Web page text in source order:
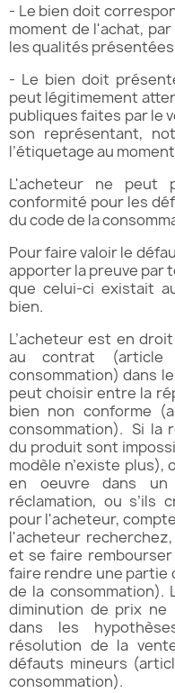
- Le bien doit
moment de l'achat,
les qualités
- Le bien doit
peut légitimement
publiques faites par le
son représentant,
l’étiquetage au
L'acheteur ne peut
conformité pour les
du code de la
Pour faire valoir le
apporter la preuve par
que celui-ci existait
bien.
L’acheteur est en
au contrat
consommation) dans
peut choisir entre la
bien non conforme
consommation). Si la
du produit sont
modèle n’existe plus),
en oeuvre dans un
réclamation, ou s’ils
pour l'acheteur,
l'acheteur
et se faire
faire rendre une partie
de la consommation).
diminution de prix ne
dans les
résolution de la
défauts mineurs
consommation).